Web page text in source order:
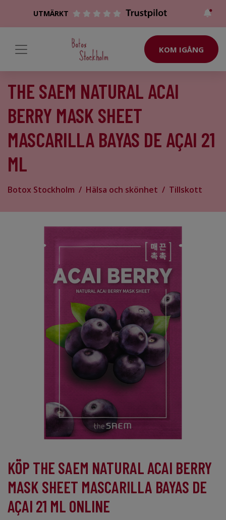
UTMÄRKT
KOM IGÅNG
THE SAEM NATURAL ACAI
BERRY MASK SHEET
MASCARILLA BAYAS DE AÇAI 21
ML
Botox Stockholm Hälsa och skönhet Tillskott
KÖP THE SAEM NATURAL ACAI BERRY
MASK SHEET MASCARILLA BAYAS DE
AÇAI 21 ML ONLINE